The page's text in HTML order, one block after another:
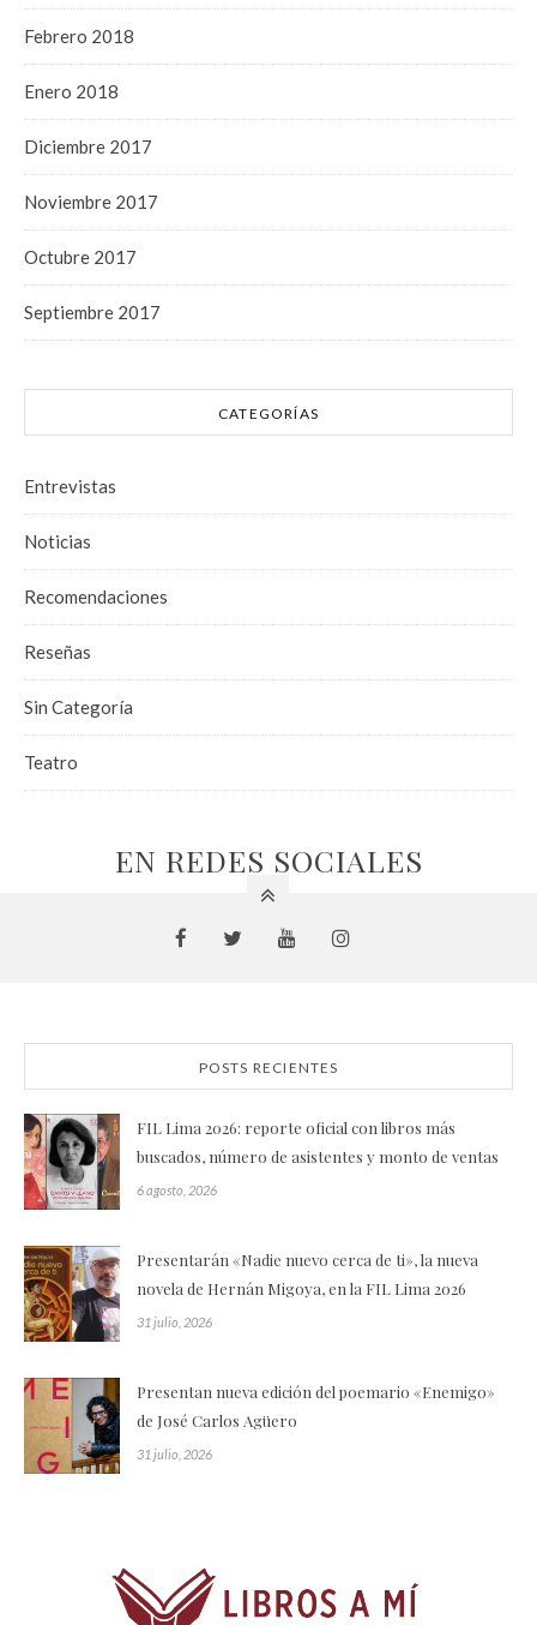
Febrero 2018
Enero 2018
Diciembre 2017
Noviembre 2017
Octubre 2017
Septiembre 2017
CATEGORÍAS
Entrevistas
Noticias
Recomendaciones
Reseñas
Sin Categoría
Teatro
EN REDES SOCIALES
POSTS RECIENTES
FIL Lima 2026: reporte oficial con libros más
buscados, número de asistentes y monto de ventas
6 agosto, 2026
Presentarán «Nadie nuevo cerca de ti», la nueva
novela de Hernán Migoya, en la FIL Lima 2026
31 julio, 2026
Presentan nueva edición del poemario «Enemigo»
de José Carlos Agüero
31 julio, 2026